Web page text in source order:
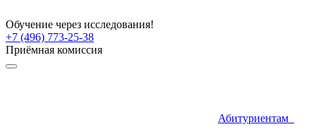
Обучение через исследования!
+7 (496) 773-25-38
Приёмная комиссия
Абитуриентам